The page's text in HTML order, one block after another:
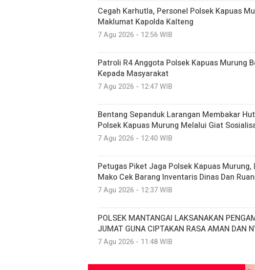
Cegah Karhutla, Personel Polsek Kapuas
Maklumat Kapolda Kalteng
7 Agu 2026 - 12:56 WIB
Patroli R4 Anggota Polsek Kapuas Murung
Kepada Masyarakat
7 Agu 2026 - 12:47 WIB
Bentang Sepanduk Larangan Membakar
Polsek Kapuas Murung Melalui Giat
7 Agu 2026 - 12:40 WIB
Petugas Piket Jaga Polsek Kapuas Murung,
Mako Cek Barang Inventaris Dinas Dan
7 Agu 2026 - 12:37 WIB
POLSEK MANTANGAI LAKSANAKAN
JUMAT GUNA CIPTAKAN RASA AMAN DAN
7 Agu 2026 - 11:48 WIB